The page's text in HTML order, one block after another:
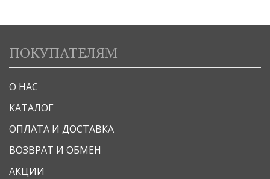
ПОКУПАТЕЛЯМ
О НАС
КАТАЛОГ
ОПЛАТА И ДОСТАВКА
ВОЗВРАТ И ОБМЕН
АКЦИИ